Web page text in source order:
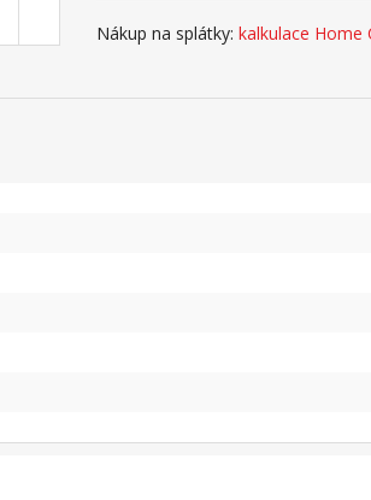
Nákup na splátky: kalkulace Home